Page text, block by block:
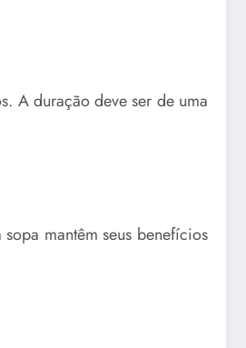
A duração deve ser de uma
mantêm seus benefícios